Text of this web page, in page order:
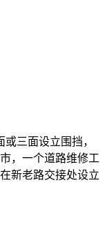
三面设立围挡，
，一个道路维修工
新老路交接处设立